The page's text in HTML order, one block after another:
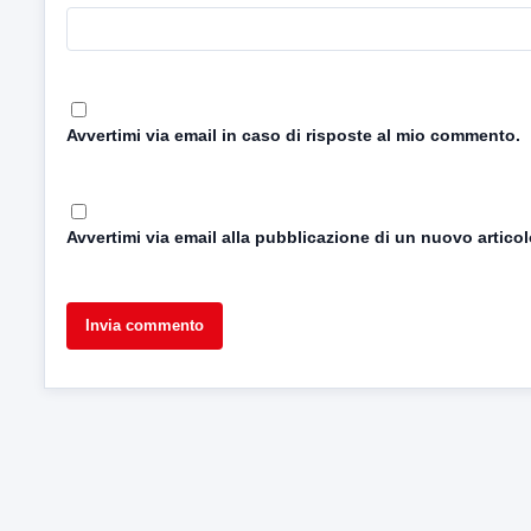
Avvertimi via email in caso di risposte al mio commento.
Avvertimi via email alla pubblicazione di un nuovo